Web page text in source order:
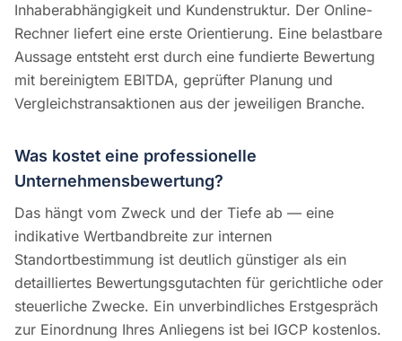
Inhaberabhängigkeit und Kundenstruktur. Der Online-
Rechner liefert eine erste Orientierung. Eine belastbare
Aussage entsteht erst durch eine fundierte Bewertung
mit bereinigtem EBITDA, geprüfter Planung und
Vergleichstransaktionen aus der jeweiligen Branche.
Was kostet eine professionelle
Unternehmensbewertung?
Das hängt vom Zweck und der Tiefe ab — eine
indikative Wertbandbreite zur internen
Standortbestimmung ist deutlich günstiger als ein
detailliertes Bewertungsgutachten für gerichtliche oder
steuerliche Zwecke. Ein unverbindliches Erstgespräch
zur Einordnung Ihres Anliegens ist bei IGCP kostenlos.